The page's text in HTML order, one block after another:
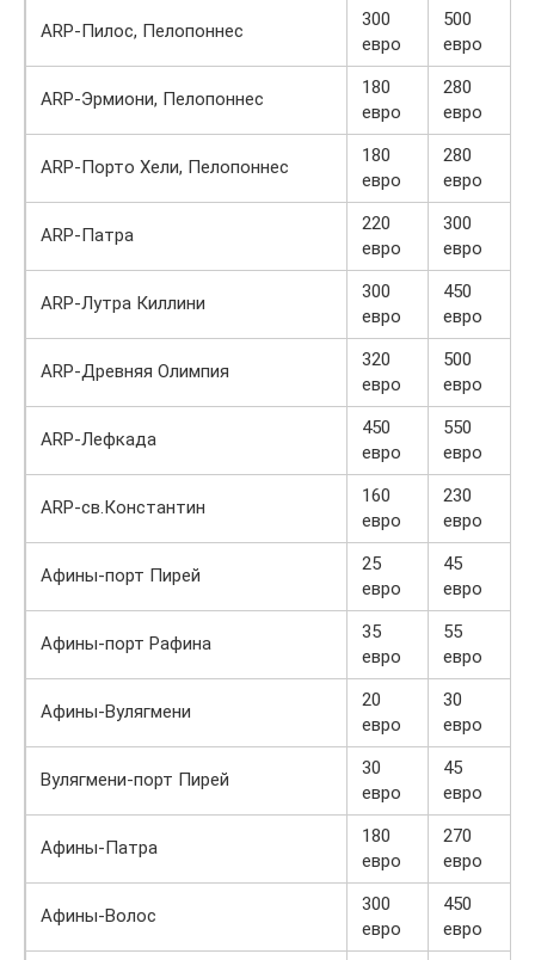
ARP-Пилос, Пелопоннес
300
евро
500
евро
ARP-Эрмиони, Пелопоннес
180
евро
280
евро
ARP-Порто Хели, Пелопоннес
180
евро
280
евро
ARP-Патра
220
евро
300
евро
ARP-Лутра Киллини
300
евро
450
евро
ARP-Древняя Олимпия
320
евро
500
евро
ARP-Лефкада
450
евро
550
евро
ARP-св.Константин
160
евро
230
евро
Афины-порт Пирей
25
евро
45
евро
Афины-порт Рафина
35
евро
55
евро
Афины-Вулягмени
20
евро
30
евро
Вулягмени-порт Пирей
30
евро
45
евро
Афины-Патра
180
евро
270
евро
Афины-Волос
300
евро
450
евро